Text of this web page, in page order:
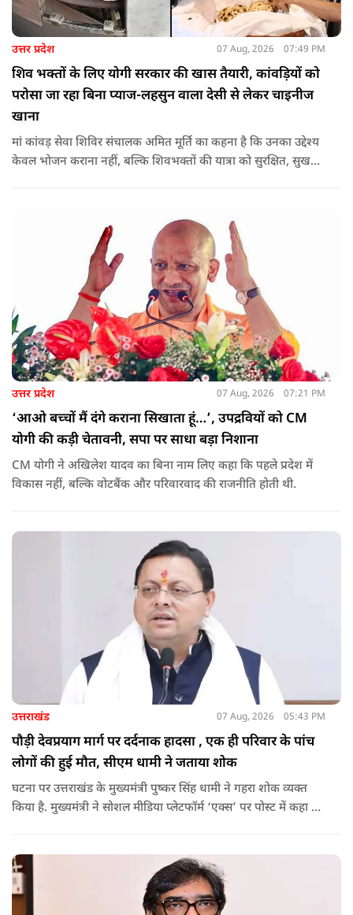
उत्तर प्रदेश 07 Aug, 2026 07:49 PM
शिव भक्तों के लिए योगी सरकार की खास तैयारी, कांवड़ियों को
परोसा जा रहा बिना प्याज-लहसुन वाला देसी से लेकर चाइनीज
खाना
मां कांवड़ सेवा शिविर संचालक अमित मूर्ति का कहना है कि उनका उद्देश्य
केवल भोजन कराना नहीं, बल्कि शिवभक्तों की यात्रा को सुरक्षित, सुखद
उत्तर प्रदेश 07 Aug, 2026 07:21 PM
‘आओ बच्चों मैं दंगे कराना सिखाता हूं…’, उपद्रवियों को CM
योगी की कड़ी चेतावनी, सपा पर साधा बड़ा निशाना
CM योगी ने अखिलेश यादव का बिना नाम लिए कहा कि पहले प्रदेश में
विकास नहीं, बल्कि वोटबैंक और परिवारवाद की राजनीति होती थी.
उत्तराखंड 07 Aug, 2026 05:43 PM
पौड़ी देवप्रयाग मार्ग पर दर्दनाक हादसा , एक ही परिवार के पांच
लोगों की हुई मौत, सीएम धामी ने जताया शोक
घटना पर उत्तराखंड के मुख्यमंत्री पुष्कर सिंह धामी ने गहरा शोक व्यक्त
किया है. मुख्यमंत्री ने सोशल मीडिया प्लेटफॉर्म ‘एक्स’ पर पोस्ट में कहा कि
उपचार तथा गंभीर रूप से घायलों को आवश्यकता पड़ने पर एयरलिफ्ट कर
उच्च चिकित्सा केंद्रों में रेफर करने के निर्देश दिए हैं.